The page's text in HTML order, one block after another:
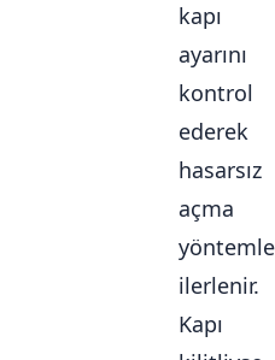
kapı
ayarını
kontrol
ederek
hasarsız
açma
ilerlenir.
Kapı